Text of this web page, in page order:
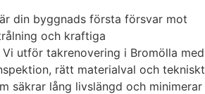
din byggnads första försvar mot
och kraftiga
utför takrenovering i Bromölla med
rätt materialval och tekniskt
säkrar lång livslängd och minimerar